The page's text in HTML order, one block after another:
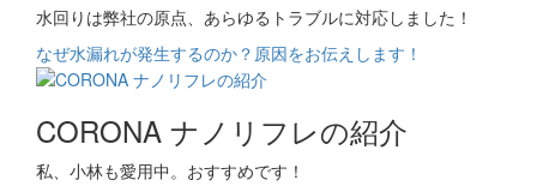
水回りは弊社の原点、あらゆるトラブルに対応しました！
なぜ水漏れが発生するのか？原因をお伝えします！
CORONA ナノリフレの紹介
私、小林も愛用中。おすすめです！